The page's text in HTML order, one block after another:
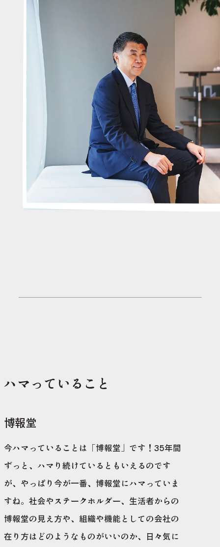
ハマっていること
博報堂
今ハマっていることは「博報堂」です！35年間
ずっと、ハマり続けているともいえるのです
が、やっぱり今が一番、博報堂にハマっていま
すね。社会やステークホルダー、生活者からの
博報堂の見え方や、組織や機能としての会社の
在り方はどのようなものがいいのか、日々気に